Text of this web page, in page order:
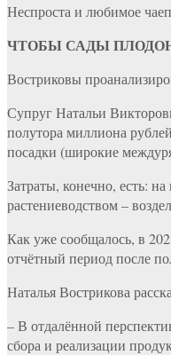
Неспроста и любимое
ЧТОБЫСАДЫ
Востриковы
Супруг Натальи
полутора миллиона
посадки (широкие
Затраты, конечно, есть:
растениеводством –
Как уже сообщалось, в
отчётный период после
Наталья Вострикова
– В отдалённой
сбора и реализации